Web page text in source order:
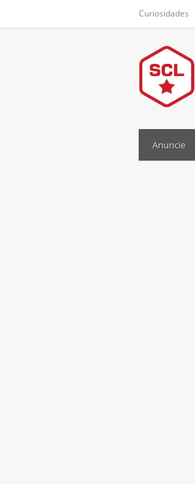
Curiosidades
Anuncie